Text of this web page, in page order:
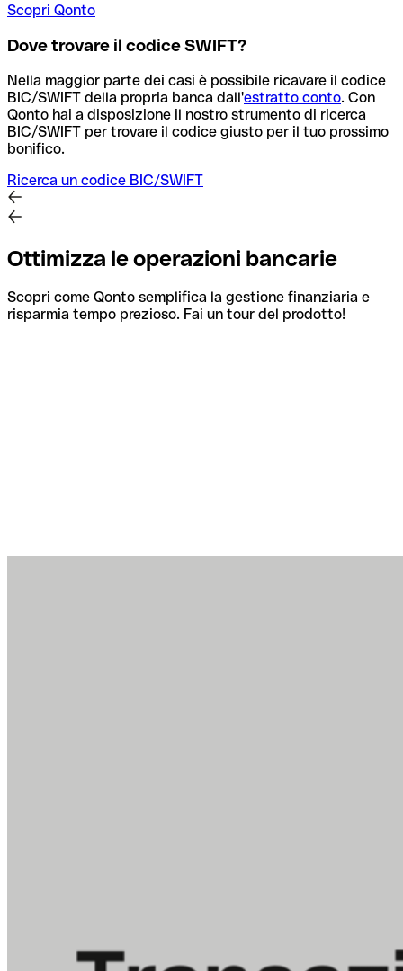
Scopri Qonto
Dove trovare il codice SWIFT?
Nella maggior parte dei casi è possibile ricavare il codice
BIC/SWIFT della propria banca dall'estratto conto. Con
Qonto hai a disposizione il nostro strumento di ricerca
BIC/SWIFT per trovare il codice giusto per il tuo prossimo
bonifico.
Ricerca un codice BIC/SWIFT
Ottimizza le operazioni bancarie
Scopri come Qonto semplifica la gestione finanziaria e
risparmia tempo prezioso. Fai un tour del prodotto!